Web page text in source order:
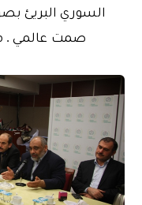
السوري البريئ
صمت عالمي .